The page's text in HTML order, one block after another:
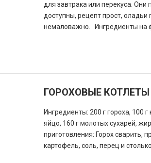
для завтрака или перекуса. Они
доступны, рецепт прост, оладьи
немаловажно. Ингредиенты на
ГОРОХОВЫЕ КОТЛЕТЫ
Ингредиенты: 200 г гороха, 100
яйцо, 160 г молотых сухарей,
приготовления: Горох сварить,
картофель, соль, перец и столько